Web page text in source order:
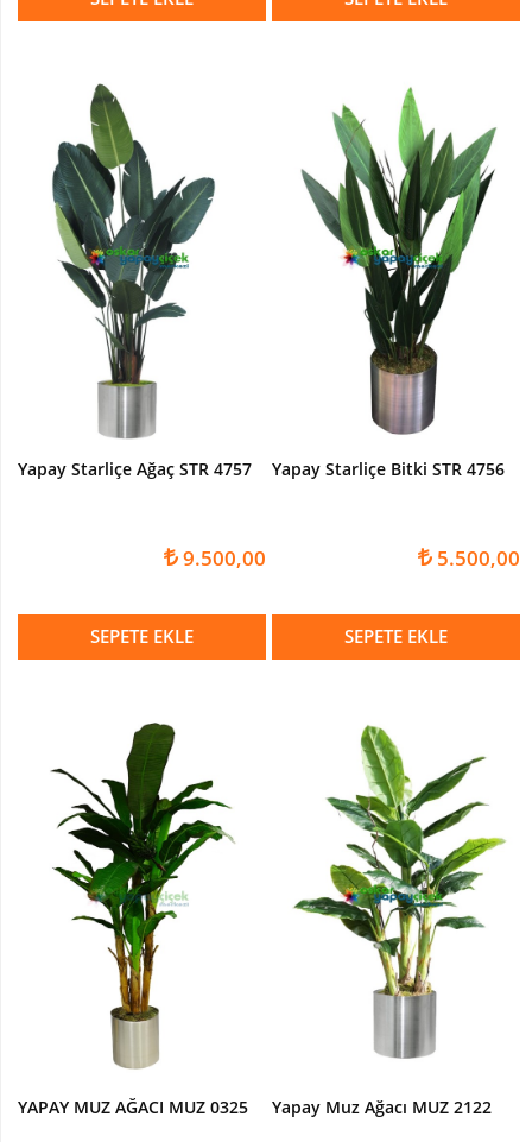
Yapay Starliçe Ağaç STR 4757
9.500,00
SEPETE EKLE
Yapay Starliçe Bitki STR 4756
5.500,00
SEPETE EKLE
YAPAY MUZ AĞACI MUZ 0325 Yapay Muz Ağacı MUZ 2122